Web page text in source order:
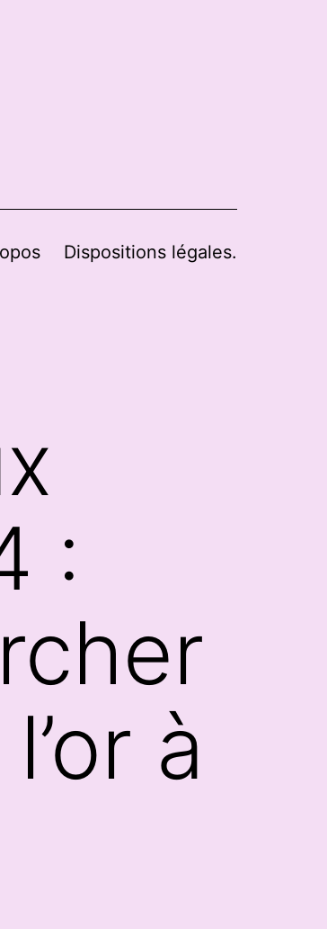
Dispositions légales.
:
à